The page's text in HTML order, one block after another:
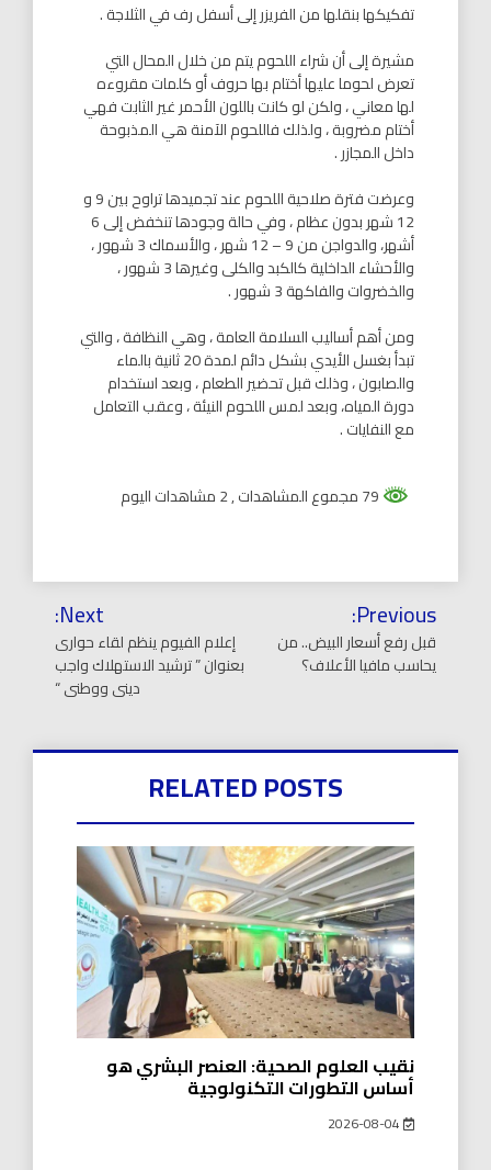
تفكيكها بنقلها من الفريزر إلى أسفل رف في الثلاجة .
مشيرة إلى أن شراء اللحوم يتم من خلال المحال التي
تعرض لحوما عليها أختام بها حروف أو كلمات مقروءه
لها معاني ، ولكن لو كانت باللون الأحمر غير الثابت فهي
أختام مضروبة ، ولذلك فاللحوم الآمنة هي المذبوحة
داخل المجازر .
وعرضت فترة صلاحية اللحوم عند تجميدها تراوح بين 9 و
12 شهر بدون عظام ، وفي حالة وجودها تنخفض إلى 6
أشهر، والدواجن من 9 – 12 شهر ، والأسماك 3 شهور ،
والأحشاء الداخلية كالكبد والكلى وغيرها 3 شهور ،
والخضروات والفاكهة 3 شهور .
ومن أهم أساليب السلامة العامة ، وهي النظافة ، والتي
تبدأ بغسل الأيدي بشكل دائم لمدة 20 ثانية بالماء
والصابون ، وذلك قبل تحضير الطعام ، وبعد استخدام
دورة المياه، وبعد لمس اللحوم النيئة ، وعقب التعامل
مع النفايات .
, 2 مشاهدات اليوم
تصفّح
المقالات
Previous:
قبل رفع أسعار البيض.. من
يحاسب مافيا الأعلاف؟
Next:
إعلام الفيوم ينظم لقاء حوارى
بعنوان ” ترشيد الاستهلاك واجب
دينى ووطنى “
RELATED POSTS
نقيب العلوم الصحية: العنصر البشري هو
أساس التطورات التكنولوجية